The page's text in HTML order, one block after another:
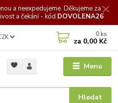
a neexpedujeme. Děkujeme za
a čekání - kód DOVOLENA26
Menu
Hledat
0 ks
za 0,00 Kč